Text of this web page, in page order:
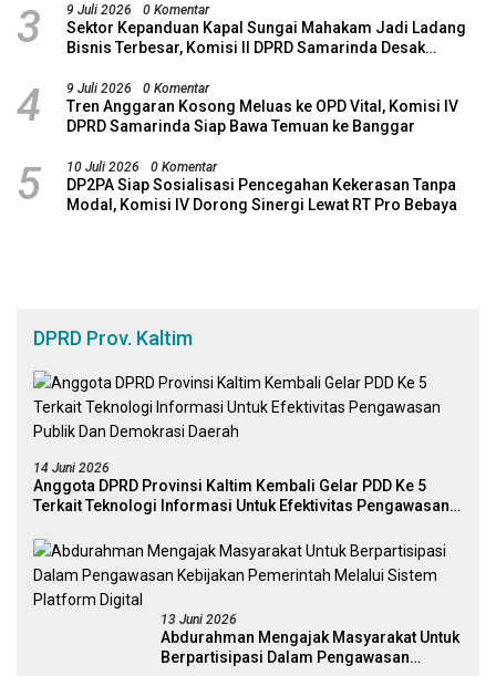
3 9 Juli 2026 0 Komentar
Sektor Kepanduan Kapal Sungai Mahakam Jadi Ladang
Bisnis Terbesar, Komisi II DPRD Samarinda Desak
4 9 Juli 2026 0 Komentar
Tren Anggaran Kosong Meluas ke OPD Vital, Komisi IV
DPRD Samarinda Siap Bawa Temuan ke Banggar
5 10 Juli 2026 0 Komentar
DP2PA Siap Sosialisasi Pencegahan Kekerasan Tanpa
Modal, Komisi IV Dorong Sinergi Lewat RT Pro Bebaya
DPRD Prov. Kaltim
14 Juni 2026
Anggota DPRD Provinsi Kaltim Kembali Gelar PDD Ke 5
Terkait Teknologi Informasi Untuk Efektivitas Pengawasan
13 Juni 2026
Abdurahman Mengajak Masyarakat Untuk
Berpartisipasi Dalam Pengawasan